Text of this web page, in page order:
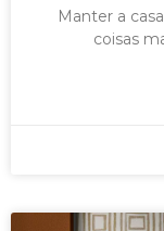
Manter a
coisas